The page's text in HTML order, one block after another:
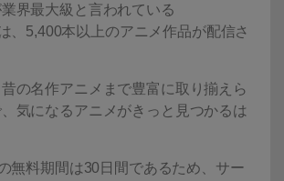
界最大級と言われている
、5,400本以上のアニメ作品が配信さ
の名作アニメまで豊富に取り揃えら
気になるアニメがきっと見つかるは
無料期間は30日間であるため、サー